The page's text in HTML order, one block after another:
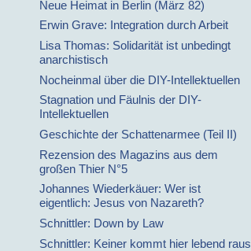
Neue Heimat in Berlin (März 82)
Erwin Grave: Integration durch Arbeit
Lisa Thomas: Solidarität ist unbedingt
anarchistisch
Nocheinmal über die DIY-Intellektuellen
Stagnation und Fäulnis der DIY-
Intellektuellen
Geschichte der Schattenarmee (Teil II)
Rezension des Magazins aus dem
großen Thier N°5
Johannes Wiederkäuer: Wer ist
eigentlich: Jesus von Nazareth?
Schnittler: Down by Law
Schnittler: Keiner kommt hier lebend raus